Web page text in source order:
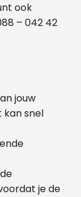
ook
– 042 42
jouw
kan snel
je de